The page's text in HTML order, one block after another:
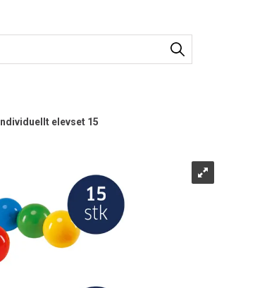
Individuellt elevset 15